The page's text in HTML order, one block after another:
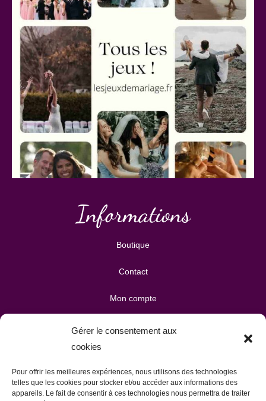
Gérer le consentement aux
cookies
Pour offrir les meilleures expériences, nous utilisons des technologies
telles que les cookies pour stocker et/ou accéder aux informations des
appareils. Le fait de consentir à ces technologies nous permettra de traiter
Informations
Boutique
Contact
Mon compte
Publicité & partenariats